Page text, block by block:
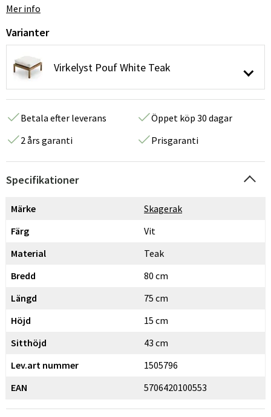
Mer info
Varianter
Virkelyst Pouf White Teak
Betala efter leverans
Öppet köp 30 dagar
2 års garanti
Prisgaranti
Specifikationer
Märke
Skagerak
Färg
Vit
Material
Teak
Bredd
80 cm
Längd
75 cm
Höjd
15 cm
Sitthöjd
43 cm
Lev.art nummer
1505796
EAN
5706420100553